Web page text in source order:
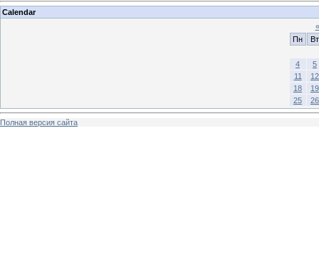
Calendar
«
Пн
Вт
4
5
11
12
18
19
25
26
Полная версия сайта